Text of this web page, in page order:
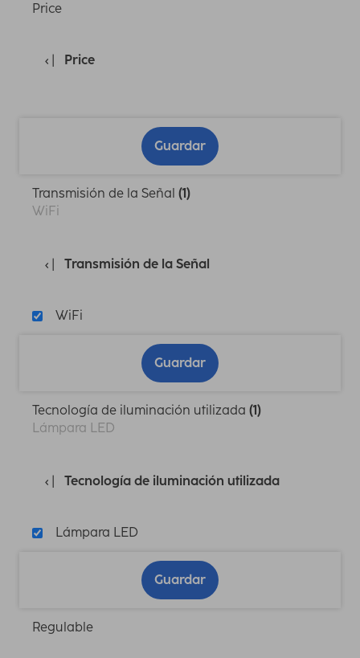
Price
Price
Guardar
Transmisión de la Señal (1)
WiFi
Transmisión de la Señal
WiFi
Guardar
Tecnología de iluminación utilizada (1)
Lámpara LED
Tecnología de iluminación utilizada
Lámpara LED
Guardar
Regulable